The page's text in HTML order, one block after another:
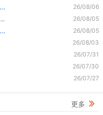
26/08/06
26/08/05
26/08/05
26/08/03
26/07/31
26/07/30
26/07/27
更多